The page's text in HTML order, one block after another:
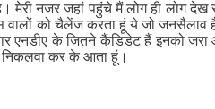
मेरी नजर जहां पहुंचे मैं लोग ही लोग
वालों को चैलेंज करता हूं ये जो जनसैलाव
एनडीए के जितने कैंडिडेट हैं इनको
निकलवा कर के आता हूं।